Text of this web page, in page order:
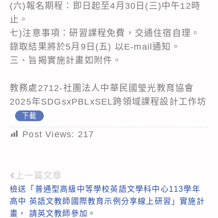
(六)報名期程：即日起至4月30日(三)中午12時
止。
七)注意事項：研習課程免費，交通住宿自理。
錄取結果將於5月9日(五) 以E-mail通知。
三、旨揭實施計畫如附件。
教務處2712-社團法人中華民國瑩光教育協會
2025年SDGsxPBLxSEL跨領域課程設計工作坊
下載
Post Views: 217
Read
more
articles
上一篇文章
檢送「普通型高級中等學校英語文學科中心113學年
高中 英語文教師國際教育示例分享線上研習」實施計
畫， 請英文教師參加。